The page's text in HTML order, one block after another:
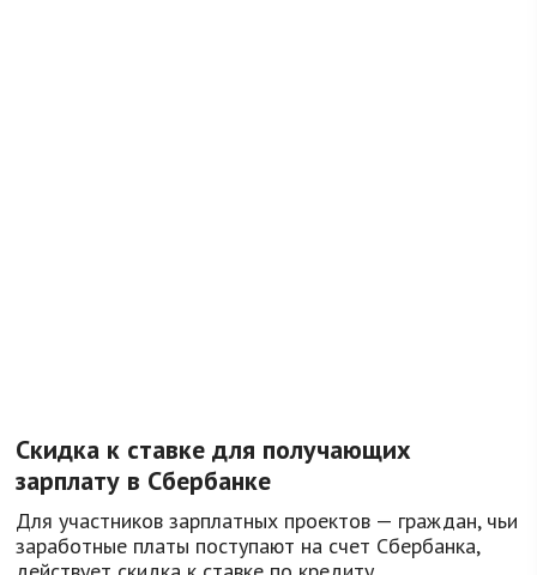
Скидка к ставке для получающих
зарплату в Сбербанке
Для участников зарплатных проектов — граждан, чьи
заработные платы поступают на счет Сбербанка,